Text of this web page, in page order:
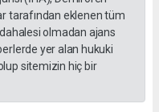
tarafından eklenen tüm
olmadan ajans
yer alan hukuki
sitemizin hiç bir